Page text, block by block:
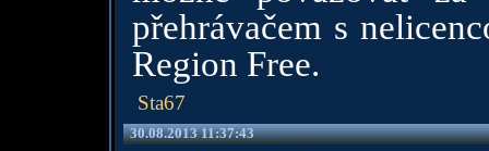
přehrávačem s
Region Free.
Sta67
30.08.2013 11:37:43